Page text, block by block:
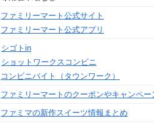
ファミリーマート公式サイト
ファミリーマート公式アプリ
シゴトin
ショットワークスコンビニ
コンビニバイト（タウンワーク）
ファミリーマートのクーポンやキャンペ
ファミマの新作スイーツ情報まとめ